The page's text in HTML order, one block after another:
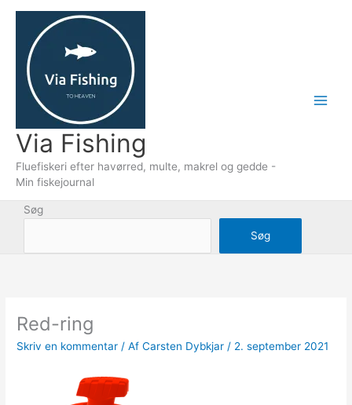
indholdet
Via Fishing
Fluefiskeri efter havørred, multe, makrel og gedde -
Min fiskejournal
Søg
Søg
Red-ring
Skriv en kommentar / AfCarsten Dybkjar / 2. september 2021